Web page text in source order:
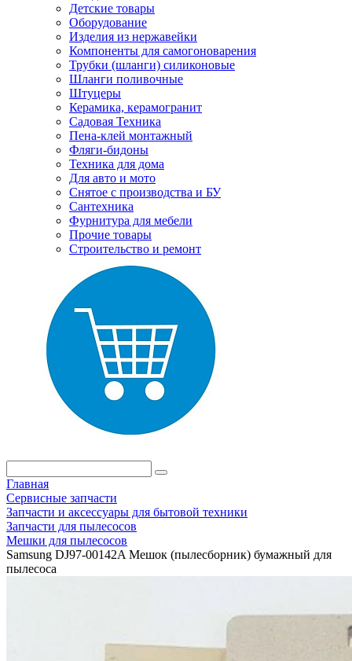
Детские товары
Оборудование
Изделия из нержавейки
Компоненты для самогоноварения
Трубки (шланги) силиконовые
Шланги поливочные
Штуцеры
Керамика, керамогранит
Садовая Техника
Пена-клей монтажный
Фляги-бидоны
Техника для дома
Для авто и мото
Снятое с производства и БУ
Сантехника
Фурнитура для мебели
Прочие товары
Строительство и ремонт
Главная
Сервисные запчасти
Запчасти и аксессуары для бытовой техники
Запчасти для пылесосов
Мешки для пылесосов
Samsung DJ97-00142A Мешок (пылесборник) бумажный для
пылесоса